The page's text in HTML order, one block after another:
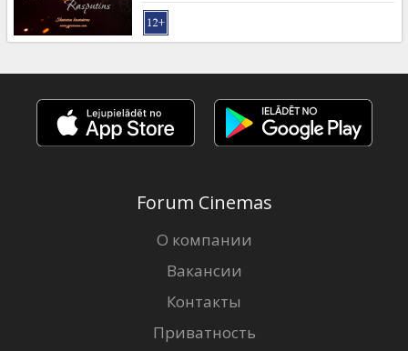
Forum Cinemas
О компании
Вакансии
Контакты
Приватность